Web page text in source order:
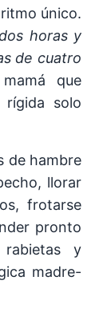
único.
horas y
de cuatro
que
solo
de hambre
llorar
frotarse
pronto
y
madre-